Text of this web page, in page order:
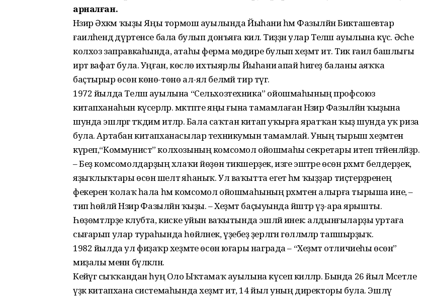
арналған.
Нәзирә Әхкәм ҡыҙы Яңы тормош ауылында Йыһаниә һәм Фазылйән Бикташевтар
ғаиләһендә дүртенсе бала булып донъяға килә. Тиҙҙән улар Теләш ауылына күсә. Әсәһе
колхоз заправкаһында, атаһы ферма мөдире булып хеҙмәт итә. Тик ғаилә башлығы
иртә вафат була. Уңған, көслө ихтыярлы Йыһаниә апай һигеҙ баланы аяҡҡа
баҫтырыр өсөн көнө-төнө ал-ял белмәй тир түгә.
1972 йылда Теләш ауылына “Сельхозтехника” ойошмаһының профсоюз
китапханаһын күсерәләр. мәктәпте яңы ғына тамамлаған Нәзирә Фазылйән ҡыҙына
шунда эшләргә тәҡдим итәләр. Бала саҡтан китап уҡырға яратҡан ҡыҙ шунда уҡ риза
була. Артабан китапханасылар техникумын тамамлай. Уның тырыш хеҙмәтен
күреп,“Коммунист” колхозының комсомол ойошмаһы секретары итеп тәғәйенләйҙәр.
– Беҙ комсомолдарҙың әхлаҡи йөҙөн тикшерҙек, изге эштәре өсөн рәхмәт белдерҙек,
яҙыҡлыҡтары өсөн шелтә яһаныҡ. Ул ваҡытта егет һәм ҡыҙҙар тиҫтерҙәренең
фекеренә ҡолаҡ һала һәм комсомол ойошмаһының рәхмәтен алырға тырыша ине, –
тип һөйләй Нәзирә Фазылйән ҡыҙы. – Хеҙмәт баҫыуында йәштәр үҙ-ара ярышты.
Һөҙөмтәләрҙе клубта, киске уйын ваҡытында эшләй инек: алдынғыларҙы уртаға
сығарып улар тураһында һөйләнек, үҙебеҙ әҙерләгән гөлләмәләр тапшырҙыҡ.
1982 йылда ул фиҙаҡәр хеҙмәте өсөн юғары награда – “Хеҙмәт отличиеһы өсөн”
миҙалы менән бүләкләнә.
Кейәүгә сыҡҡандан һуң Оло Ыҡтамаҡ ауылына күсеп киләләр. Бында 26 йыл Мәсетле
үҙәк китапхана системаһында хеҙмәт итә, 14 йыл уның директоры була. Эшләү